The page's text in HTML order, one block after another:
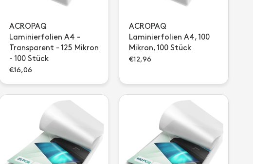
ACROPAQ
Laminierfolien A4 -
Transparent - 125 Mikron
- 100 Stück
€16,06
ACROPAQ
Laminierfolien A4, 100
Mikron, 100 Stück
€12,96